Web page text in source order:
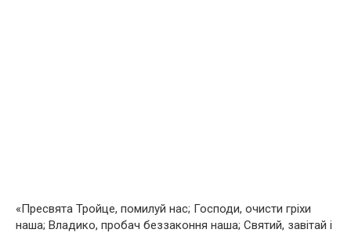
«Пресвята Тройце, помилуй нас; Господи, очисти гріхи
наша; Владико, пробач беззаконня наша; Святий, завітай і